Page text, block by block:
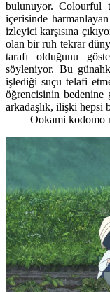
bulunuyor. Colourful
içerisinde
izleyici karşısına
olan bir ruh tekrar
tarafı olduğunu
söyleniyor. Bu
işlediği suçu telafi
öğrencisinin
arkadaşlık, ilişki hepsi
Ookami kodomo